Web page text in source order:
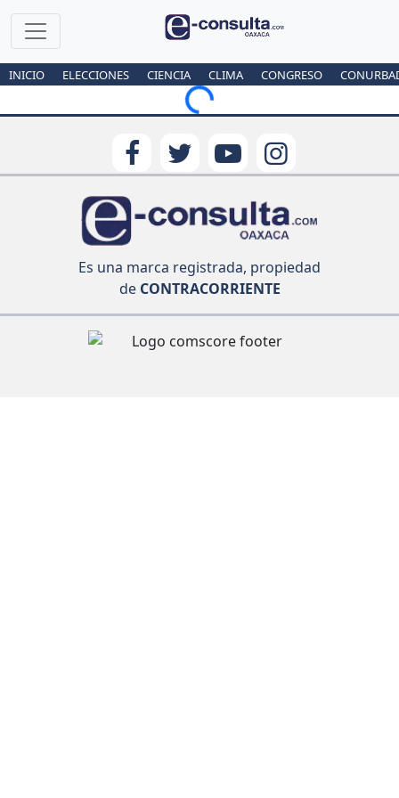
INICIO ELECCIONES CIENCIA CLIMA CONGRESO
Loading...
Es una marca registrada, propiedad
deCONTRACORRIENTE